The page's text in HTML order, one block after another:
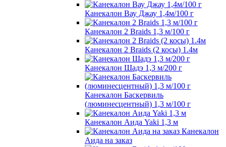
Канекалон Вау Джау 1,4м/100 г
Канекалон 2 Braids 1,3 м/100 г
Канекалон 2 Braids (2 косы) 1.4м
Канекалон Шадэ 1,3 м/200 г
Канекалон Баскервиль
(люминесцентный) 1,3 м/100 г
Канекалон Аида Yaki 1,3 м
Канекалон
Аида на заказ